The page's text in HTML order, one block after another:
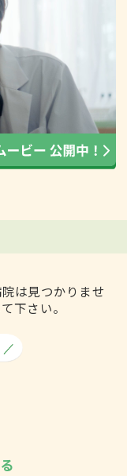
は見つかりませ
下さい。